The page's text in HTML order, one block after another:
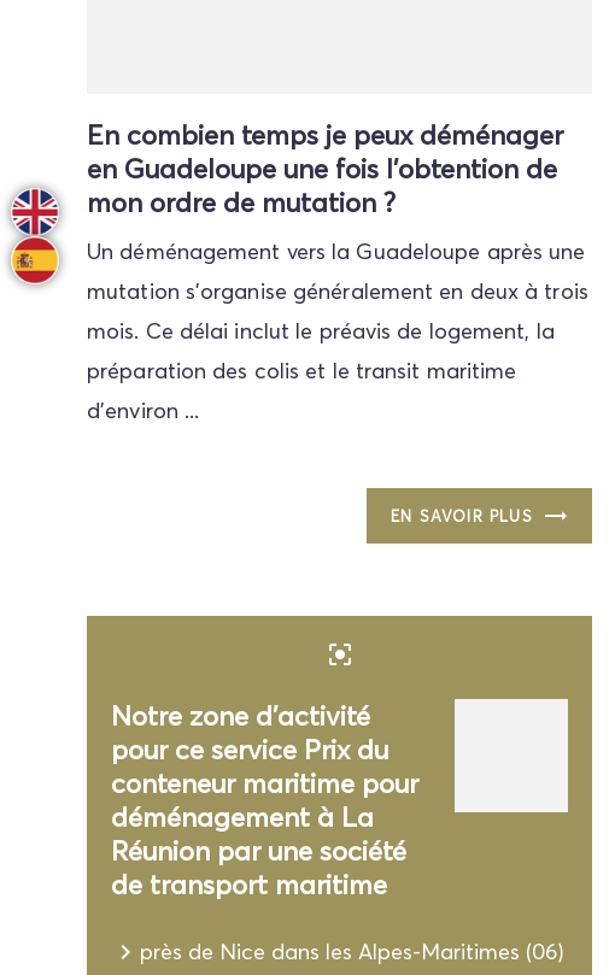
En combien temps je peux déménager
en Guadeloupe une fois l'obtention de
mon ordre de mutation ?
Un déménagement vers la Guadeloupe après une
mutation s'organise généralement en deux à trois
mois. Ce délai inclut le préavis de logement, la
préparation des colis et le transit maritime
d'environ ...
EN SAVOIR PLUS
center_focus_strong
Notre zone d'activité
pour ce service Prix du
conteneur maritime pour
déménagement à La
Réunion par une société
de transport maritime
navigate_next près de Nice dans les Alpes-Maritimes (06)